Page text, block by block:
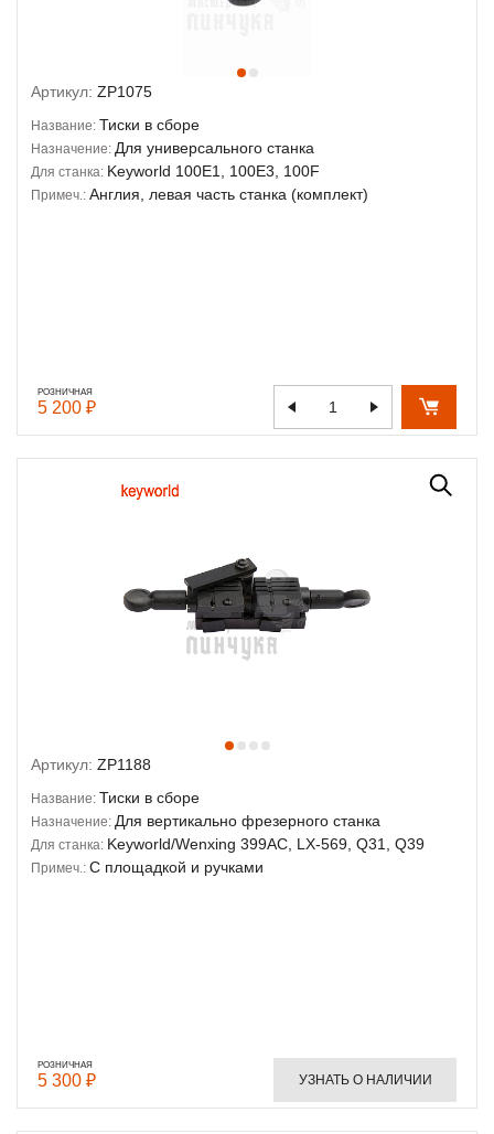
Артикул: ZP1075
Название: Тиски в сборе
Назначение: Для универсального станка
Для станка: Keyworld 100E1, 100E3, 100F
Примеч.: Англия, левая часть станка (комплект)
РОЗНИЧНАЯ
5 200 ₽
Артикул: ZP1188
Название: Тиски в сборе
Назначение: Для вертикально фрезерного станка
Для станка: Keyworld/Wenxing 399AC, LX-569, Q31, Q39
Примеч.: С площадкой и ручками
РОЗНИЧНАЯ
5 300 ₽ УЗНАТЬ О НАЛИЧИИ